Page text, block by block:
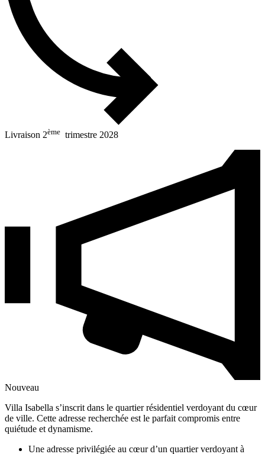
Livraison 2ème trimestre 2028
Nouveau
Villa Isabella s’inscrit dans le quartier résidentiel verdoyant du cœur
de ville. Cette adresse recherchée est le parfait compromis entre
quiétude et dynamisme.
Une adresse privilégiée au cœur d’un quartier verdoyant à